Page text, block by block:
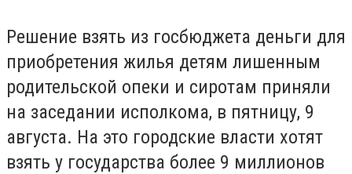
Решение взять из госбюджета деньги для
приобретения жилья детям лишенным
родительской опеки и сиротам приняли
на заседании исполкома, в пятницу, 9
августа. На это городские власти хотят
взять у государства более 9 миллионов